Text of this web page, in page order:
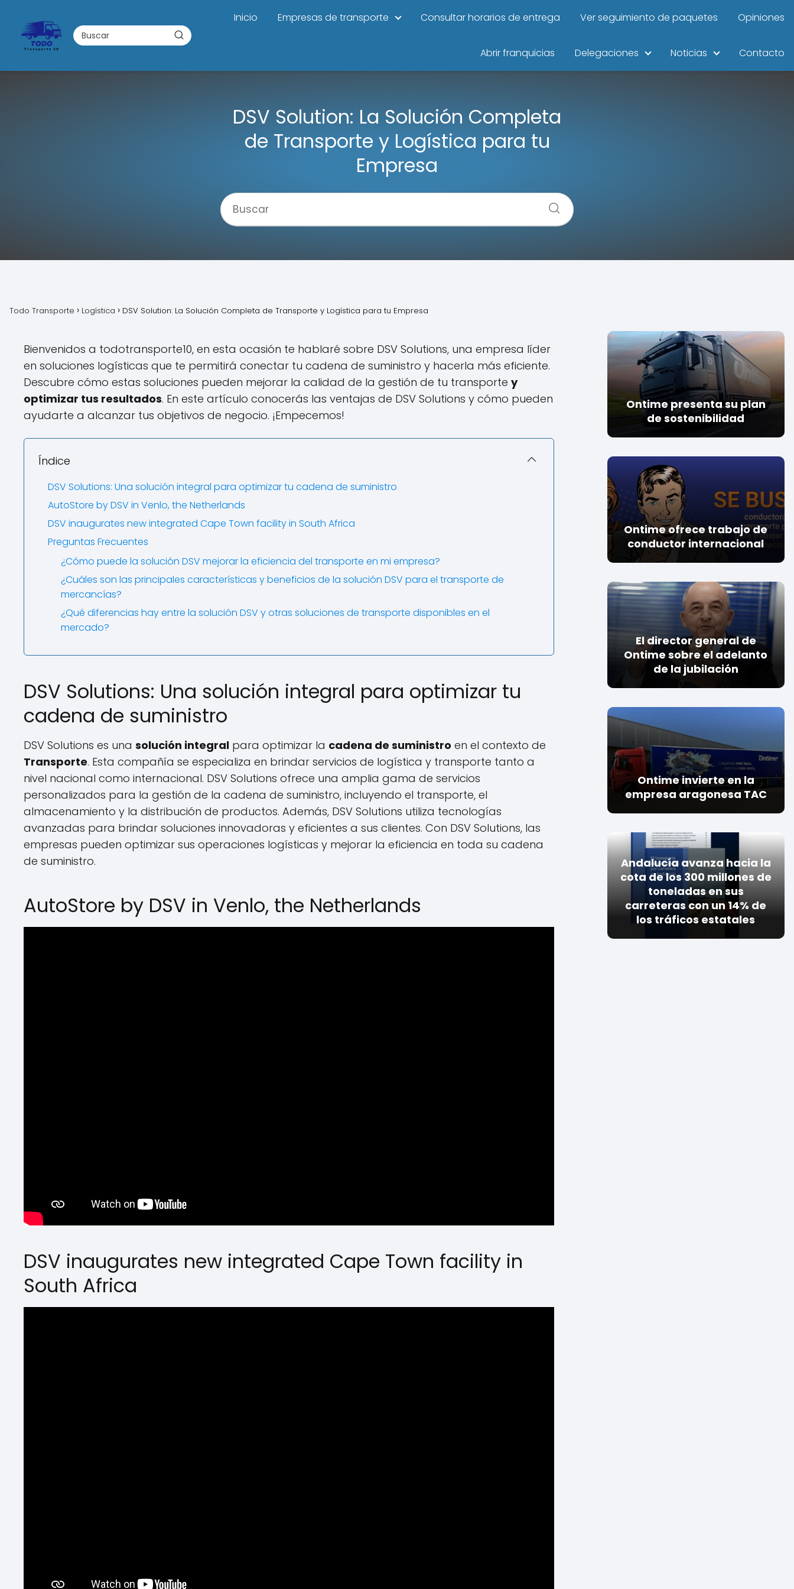
Inicio Empresas de transporte Consultar horarios de entrega Ver seguimiento de paquetes Opiniones
Abrir franquicias Delegaciones Noticias Contacto
DSV Solution: La Solución Completa
de Transporte y Logística para tu
Empresa
Todo Transporte Logística DSV Solution: La Solución Completa de Transporte y Logística para tu Empresa
Bienvenidos a todotransporte10, en esta ocasión te hablaré sobre DSV Solutions, una empresa líder
en soluciones logísticas que te permitirá conectar tu cadena de suministro y hacerla más eficiente.
Descubre cómo estas soluciones pueden mejorar la calidad de la gestión de tu transporte y
optimizar tus resultados. En este artículo conocerás las ventajas de DSV Solutions y cómo pueden
ayudarte a alcanzar tus objetivos de negocio. ¡Empecemos!
Índice
DSV Solutions: Una solución integral para optimizar tu cadena de suministro
AutoStore by DSV in Venlo, the Netherlands
DSV inaugurates new integrated Cape Town facility in South Africa
Preguntas Frecuentes
¿Cómo puede la solución DSV mejorar la eficiencia del transporte en mi empresa?
¿Cuáles son las principales características y beneficios de la solución DSV para el transporte de
mercancías?
¿Qué diferencias hay entre la solución DSV y otras soluciones de transporte disponibles en el
mercado?
DSV Solutions: Una solución integral para optimizar tu
cadena de suministro
DSV Solutions es una solución integral para optimizar la cadena de suministro en el contexto de
Transporte. Esta compañía se especializa en brindar servicios de logística y transporte tanto a
nivel nacional como internacional. DSV Solutions ofrece una amplia gama de servicios
personalizados para la gestión de la cadena de suministro, incluyendo el transporte, el
almacenamiento y la distribución de productos. Además, DSV Solutions utiliza tecnologías
avanzadas para brindar soluciones innovadoras y eficientes a sus clientes. Con DSV Solutions, las
empresas pueden optimizar sus operaciones logísticas y mejorar la eficiencia en toda su cadena
de suministro.
AutoStore by DSV in Venlo, the Netherlands
DSV inaugurates new integrated Cape Town facility in
South Africa
Ontime presenta su plan
de sostenibilidad
Ontime ofrece trabajo de
conductor internacional
El director general de
Ontime sobre el adelanto
de la jubilación
Ontime invierte en la
empresa aragonesa TAC
Andalucía avanza hacia la
cota de los 300 millones de
toneladas en sus
carreteras con un 14% de
los tráficos estatales